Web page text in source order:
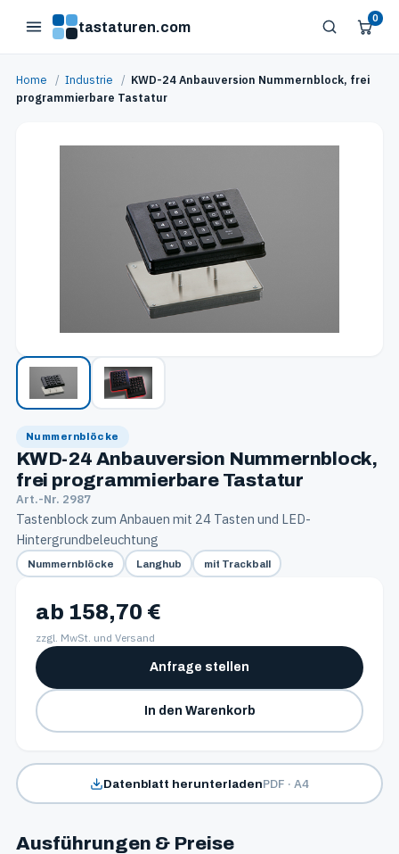
tastaturen.com
0
Home / Industrie / KWD-24 Anbauversion Nummernblock, frei
programmierbare Tastatur
Nummernblöcke
KWD-24 Anbauversion Nummernblock,
frei programmierbare Tastatur
Art.-Nr. 2987
Tastenblock zum Anbauen mit 24 Tasten und LED-
Hintergrundbeleuchtung
Nummernblöcke Langhub mit Trackball
ab 158,70 €
zzgl. MwSt. und Versand
In den Warenkorb
Anfrage stellen
Datenblatt herunterladenPDF · A4
Ausführungen & Preise